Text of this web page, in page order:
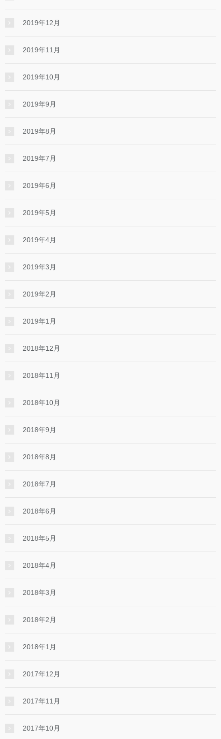
2019年12月
2019年11月
2019年10月
2019年9月
2019年8月
2019年7月
2019年6月
2019年5月
2019年4月
2019年3月
2019年2月
2019年1月
2018年12月
2018年11月
2018年10月
2018年9月
2018年8月
2018年7月
2018年6月
2018年5月
2018年4月
2018年3月
2018年2月
2018年1月
2017年12月
2017年11月
2017年10月